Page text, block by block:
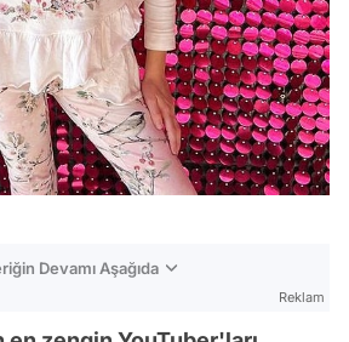
Devamı Aşağıda
Reklam